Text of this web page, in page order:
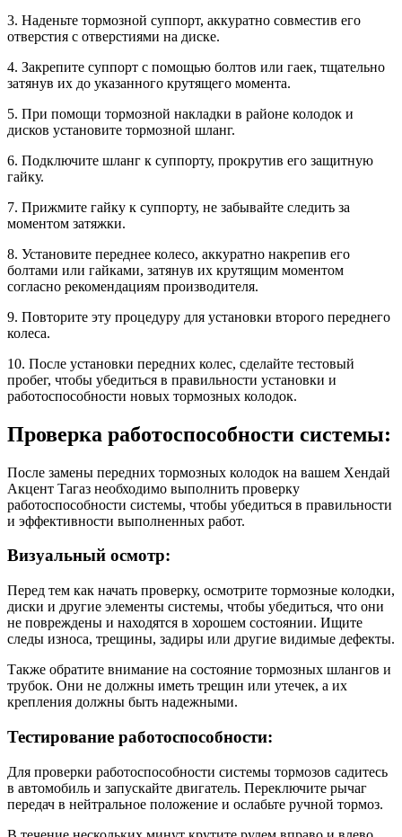
3. Наденьте тормозной суппорт, аккуратно совместив его
отверстия с отверстиями на диске.
4. Закрепите суппорт с помощью болтов или гаек, тщательно
затянув их до указанного крутящего момента.
5. При помощи тормозной накладки в районе колодок и
дисков установите тормозной шланг.
6. Подключите шланг к суппорту, прокрутив его защитную
гайку.
7. Прижмите гайку к суппорту, не забывайте следить за
моментом затяжки.
8. Установите переднее колесо, аккуратно накрепив его
болтами или гайками, затянув их крутящим моментом
согласно рекомендациям производителя.
9. Повторите эту процедуру для установки второго переднего
колеса.
10. После установки передних колес, сделайте тестовый
пробег, чтобы убедиться в правильности установки и
работоспособности новых тормозных колодок.
Проверка работоспособности системы:
После замены передних тормозных колодок на вашем Хендай
Акцент Тагаз необходимо выполнить проверку
работоспособности системы, чтобы убедиться в правильности
и эффективности выполненных работ.
Визуальный осмотр:
Перед тем как начать проверку, осмотрите тормозные колодки,
диски и другие элементы системы, чтобы убедиться, что они
не повреждены и находятся в хорошем состоянии. Ищите
следы износа, трещины, задиры или другие видимые дефекты.
Также обратите внимание на состояние тормозных шлангов и
трубок. Они не должны иметь трещин или утечек, а их
крепления должны быть надежными.
Тестирование работоспособности:
Для проверки работоспособности системы тормозов садитесь
в автомобиль и запускайте двигатель. Переключите рычаг
передач в нейтральное положение и ослабьте ручной тормоз.